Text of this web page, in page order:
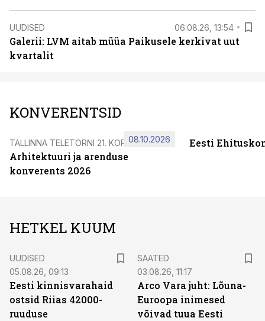
UUDISED 06.08.26, 13:54
Galerii: LVM aitab müüa Paikusele kerkivat uut
kvartalit
KONVERENTSID
TALLINNA TELETORNI 21. KORRUSEL
Arhitektuuri ja arenduse
konverents 2026
08.10.2026 Eesti
HETKEL KUUM
UUDISED
05.08.26, 09:13
Eesti kinnisvarahaid
ostsid Riias 42000-
ruuduse
SAATED
03.08.26, 11:17
Arco Vara juht: Lõuna-
Euroopa inimesed
võivad tuua Eesti